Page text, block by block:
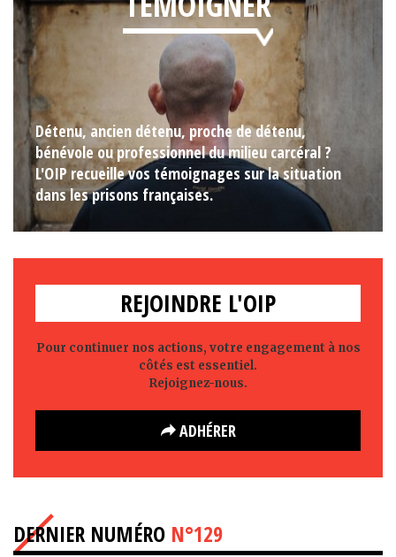
Détenu, ancien détenu, proche de détenu,
bénévole ou professionnel du milieu carcéral ?
L'OIP recueille vos témoignages sur la situation
dans les prisons françaises.
REJOINDRE L'OIP
Pour continuer nos actions, votre engagement à nos
côtés est essentiel.
Rejoignez-nous.
ADHÉRER
DERNIER NUMÉRO N°129